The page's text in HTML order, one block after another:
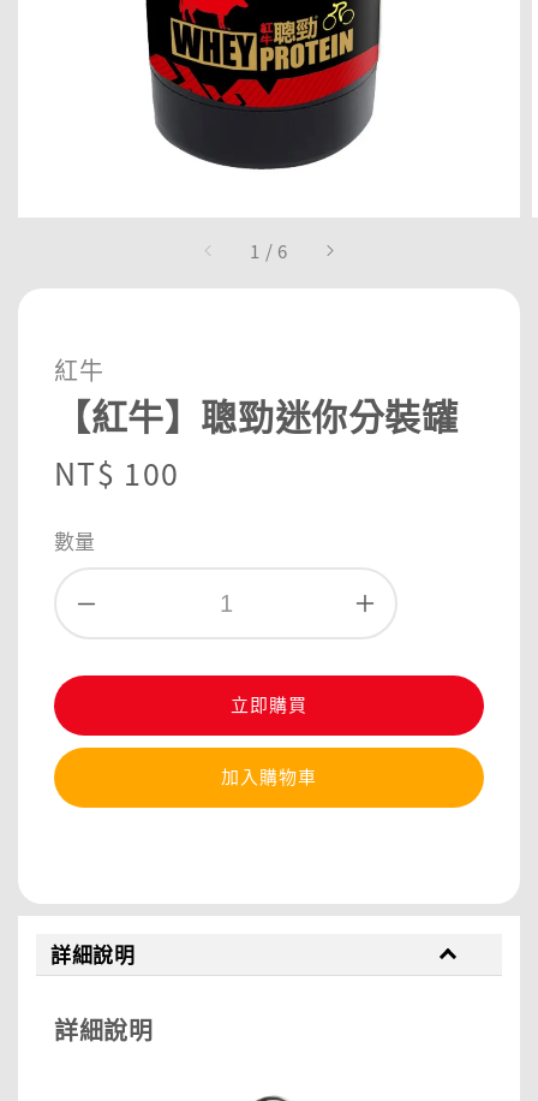
1 / 6
紅牛
【紅牛】聰勁迷你分裝罐
Regular
NT$ 100
數量
立即購買
加入購物車
詳細說明
詳細說明